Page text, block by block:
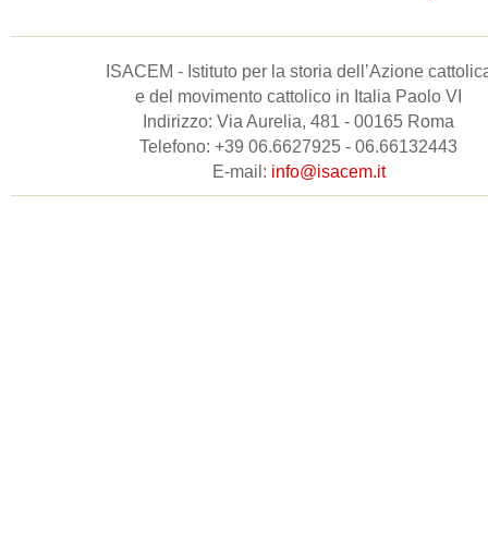
ISACEM - Istituto per la storia dell’Azione
e del movimento cattolico in Italia Paolo VI
Indirizzo: Via Aurelia, 481 - 00165 Roma
Telefono: +39 06.6627925 - 06.66132443
E-mail: info@isacem.it